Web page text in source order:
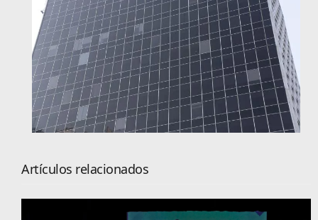
Artículos relacionados